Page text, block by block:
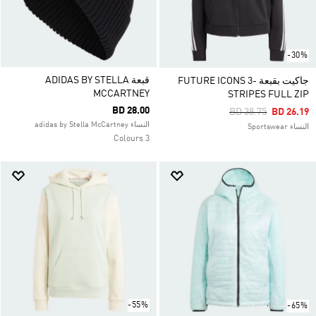
-30%
جاكيت بقبعة FUTURE ICONS 3-
STRIPES FULL ZIP
Price Reduced
BD 38.75ToBD 26.19
النساء Sportswear
قبعة ADIDAS BY STELLA
MCCARTNEY
BD 28.00
النساء adidas by Stella McCartney
3 Colours
-65%
-55%